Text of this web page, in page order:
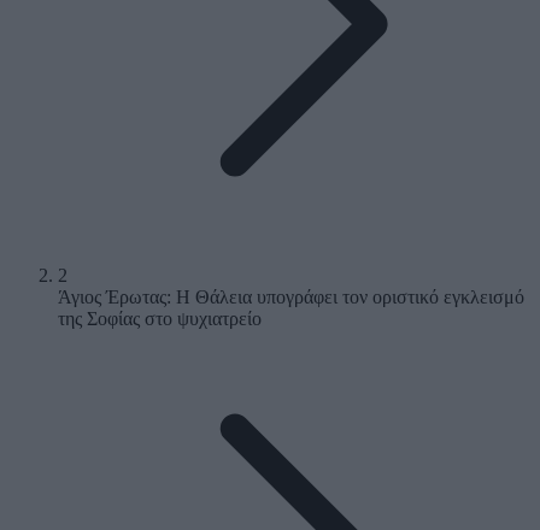
2
Άγιος Έρωτας: Η Θάλεια υπογράφει τον οριστικό εγκλεισμό
της Σοφίας στο ψυχιατρείο